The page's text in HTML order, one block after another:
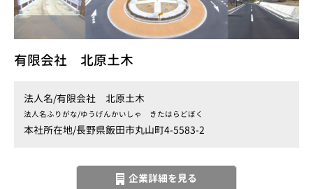
有限会社 北原土木
法人名/有限会社 北原土木
法人名ふりがな/ゆうげんかいしゃ きたはらどぼく
本社所在地/長野県飯田市丸山町4-5583-2
企業詳細を見る